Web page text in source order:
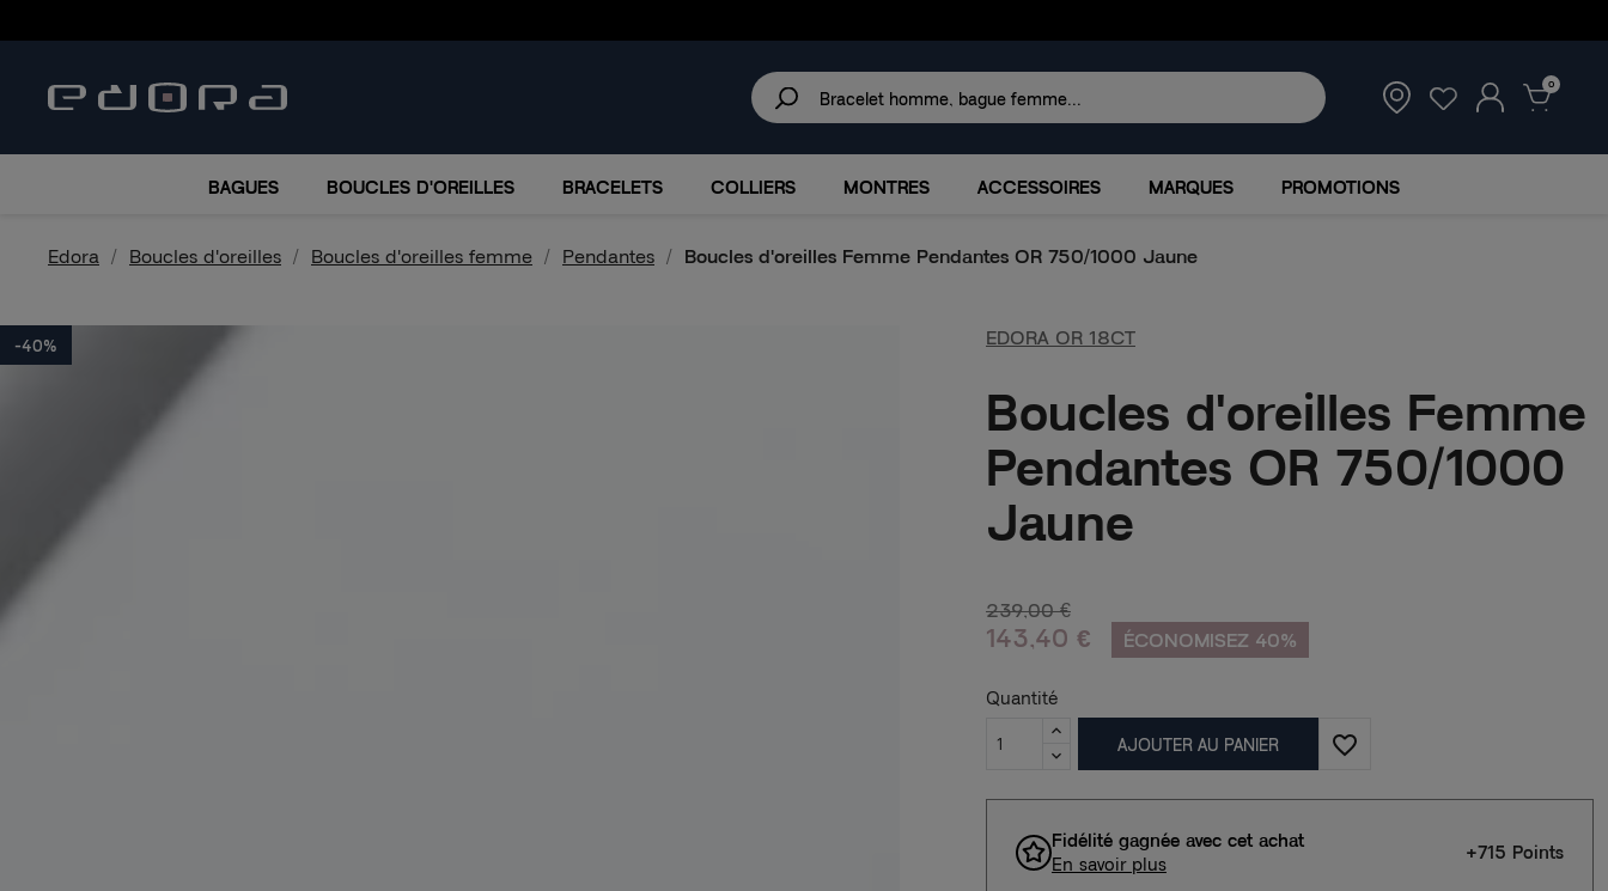
BRACELETS COLLIERS PROMOTIONS
0
BAGUES BOUCLES D'OREILLES BRACELETS COLLIERS MONTRES ACCESSOIRES MARQUES PROMOTIONS
Edora Boucles d'oreilles Boucles d'oreilles femme Pendantes Boucles d'oreilles Femme Pendantes OR 750/1000 Jaune
-40% EDORA OR 18CT
Boucles d'oreilles Femme
Pendantes OR 750/1000
Jaune
239,00 €
143,40 € ÉCONOMISEZ 40%
Quantité
AJOUTER AU PANIER favorite_border
Fidélité gagnée avec cet achat
En savoir plus
+715 Points